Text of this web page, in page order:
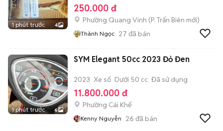
1 phút trước 4
250.000 đ
Phường Quang Vinh (P. Trấn Biên mới)
Thành Ngọc 27 đã bán
1 phút trước 6
SYM Elegant 50cc 2023 Đỏ Đen
2023 Xe số Dưới 50 cc Đã sử dụng
11.800.000 đ
Phường Cái Khế
Kenny Nguyễn 26 đã bán